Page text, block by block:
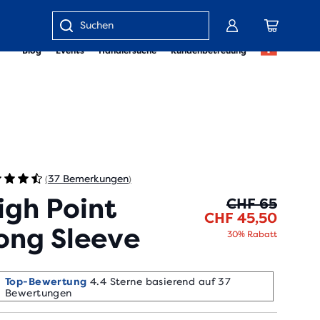
Blog Events Händlersuche Kundenbetreuung
Gib
(37 Bemerkungen)
Point
Sleeve
CHF 65
CHF 45,50
30% Rabatt
Top-Bewertung 4.4 Sterne basierend auf 37
Bewertungen